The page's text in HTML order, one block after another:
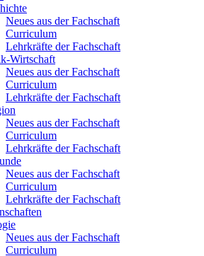
Neues aus der Fachschaft
Curriculum
Lehrkräfte der Fachschaft
Wirtschaft
Neues aus der Fachschaft
Curriculum
Lehrkräfte der Fachschaft
Neues aus der Fachschaft
Curriculum
Lehrkräfte der Fachschaft
Neues aus der Fachschaft
Curriculum
Lehrkräfte der Fachschaft
Neues aus der Fachschaft
Curriculum